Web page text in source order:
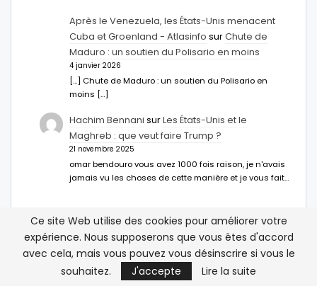
Après le Venezuela, les États-Unis menacent
Cuba et Groenland - Atlasinfo surChute de
Maduro : un soutien du Polisario en moins
4 janvier 2026
[…] Chute de Maduro : un soutien du Polisario en
moins […]
Hachim Bennani surLes États-Unis et le
Maghreb : que veut faire Trump ?
21 novembre 2025
omar bendouro vous avez 1000 fois raison, je n'avais
jamais vu les choses de cette manière et je vous fait…
Ce site Web utilise des cookies pour améliorer votre
expérience. Nous supposerons que vous êtes d'accord
avec cela, mais vous pouvez vous désinscrire si vous le
souhaitez.
J'accepte Lire la suite